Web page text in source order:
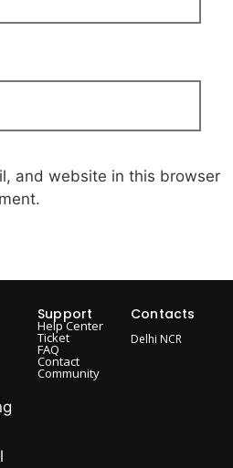
and website in this browser
Support
Help Center
Ticket
FAQ
Contact
Community
Contacts
Delhi NCR